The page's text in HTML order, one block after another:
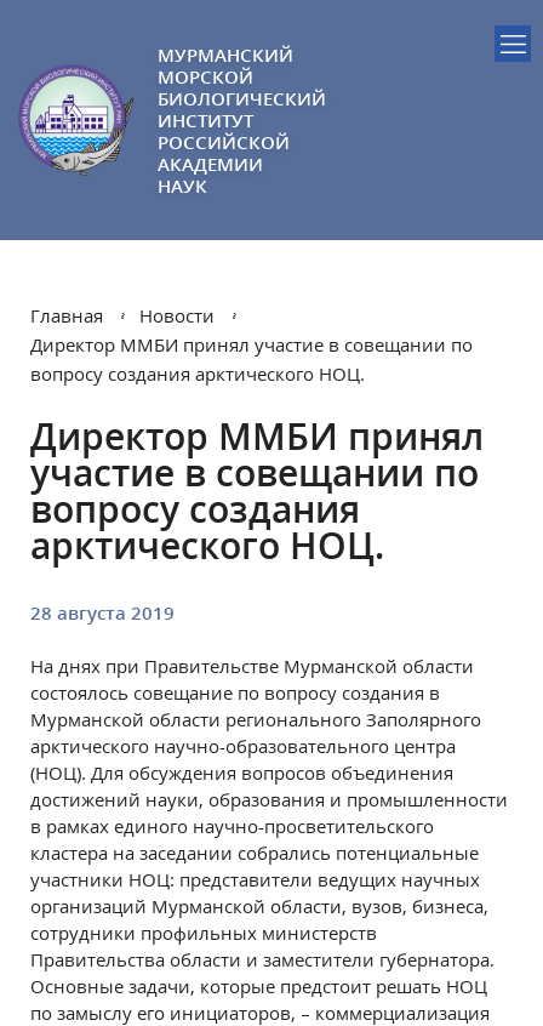
МУРМАНСКИЙ
МОРСКОЙ
БИОЛОГИЧЕСКИЙ
ИНСТИТУТ
РОССИЙСКОЙ
АКАДЕМИИ
НАУК
Главная
Новости
Директор ММБИ принял участие в совещании по
вопросу создания арктического НОЦ.
Директор ММБИ принял
участие в совещании по
вопросу создания
арктического НОЦ.
28 августа 2019
На днях при Правительстве Мурманской области
состоялось совещание по вопросу создания в
Мурманской области регионального Заполярного
арктического научно-образовательного центра
(НОЦ). Для обсуждения вопросов объединения
достижений науки, образования и промышленности
в рамках единого научно-просветительского
кластера на заседании собрались потенциальные
участники НОЦ: представители ведущих научных
организаций Мурманской области, вузов, бизнеса,
сотрудники профильных министерств
Правительства области и заместители губернатора.
Основные задачи, которые предстоит решать НОЦ
по замыслу его инициаторов, – коммерциализация